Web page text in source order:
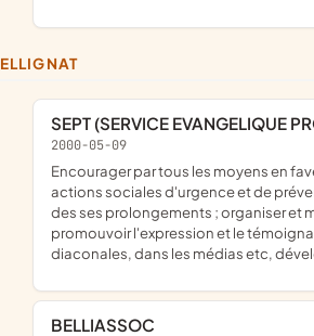
BELLIGNAT
SEPT (SERVICE EVANGELIQUE
2000-05-09
encourager par tous les moyens en faveur de tous, sans distinction d'origine, la culture biblique, les actions d'accompagnement, les
actions sociales d'urgence et de
des ses prolongements ; organiser et
promouvoir l'expression et le
diaconales, dans les médias etc,
BELLIASSOC